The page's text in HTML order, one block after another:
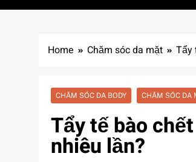
Home Chăm sóc da mặt Tẩy
CHĂM SÓC DA BODY CHĂM SÓC DA
Tẩy tế bào
nhiêu lần?